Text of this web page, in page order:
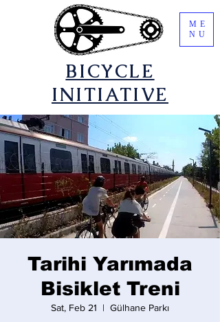
​BICYCLE
INITIATIVE
ME
NU
Tarihi Yarımada
Bisiklet Treni
Sat, Feb 21
  |
Gülhane Parkı